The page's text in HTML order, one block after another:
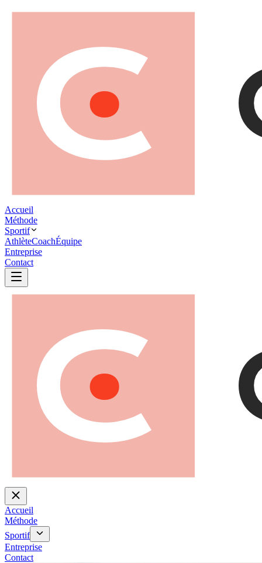
Accueil
Méthode
Sportif
AthlèteCoachÉquipe
Entreprise
Contact
Accueil
Méthode
Sportif
Entreprise
Contact